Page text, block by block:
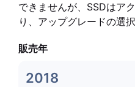
できませんが、SSDはア
り、アップグレードの選
販売年
2018